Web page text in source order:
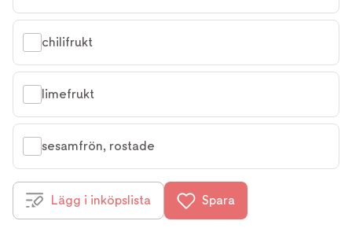
chilifrukt
limefrukt
sesamfrön, rostade
Lägg i inköpslista Spara